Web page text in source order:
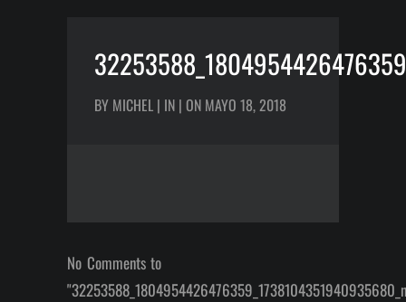
BY MICHEL | IN | ON MAYO 18, 2018
No Comments to